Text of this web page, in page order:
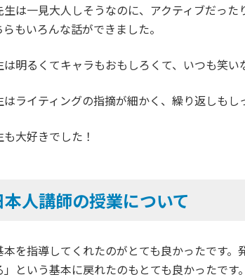
生は一見大人しそうなのに、アクティブだっ
らもいろんな話ができました。
は明るくてキャラもおもしろくて、いつも笑い
はライティングの指摘が細かく、繰り返しもし
も大好きでした！
本人講師の授業について
本を指導してくれたのがとても良かったです
」という基本に戻れたのもとても良かったで